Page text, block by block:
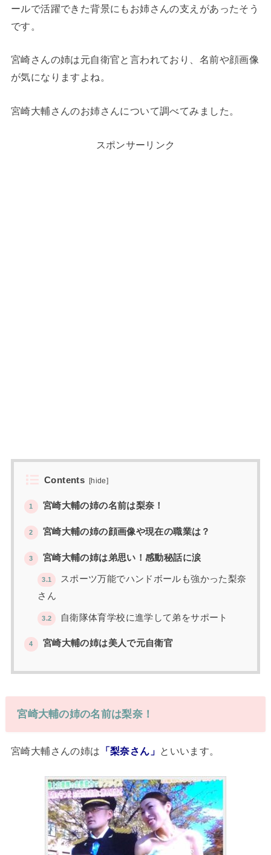
ールで活躍できた背景にもお姉さんの支えがあったそう
です。
宮崎さんの姉は元自衛官と言われており、名前や顔画像
が気になりますよね。
宮崎大輔さんのお姉さんについて調べてみました。
スポンサーリンク
Contents [hide]
1 宮崎大輔の姉の名前は梨奈！
2 宮崎大輔の姉の顔画像や現在の職業は？
3 宮崎大輔の姉は弟思い！感動秘話に涙
3.1
スポーツ万能でハンドボールも強かった梨奈
さん
3.2 自衛隊体育学校に進学して弟をサポート
4 宮崎大輔の姉は美人で元自衛官
宮崎大輔の姉の名前は梨奈！
宮崎大輔さんの姉は 「梨奈さん」 といいます。